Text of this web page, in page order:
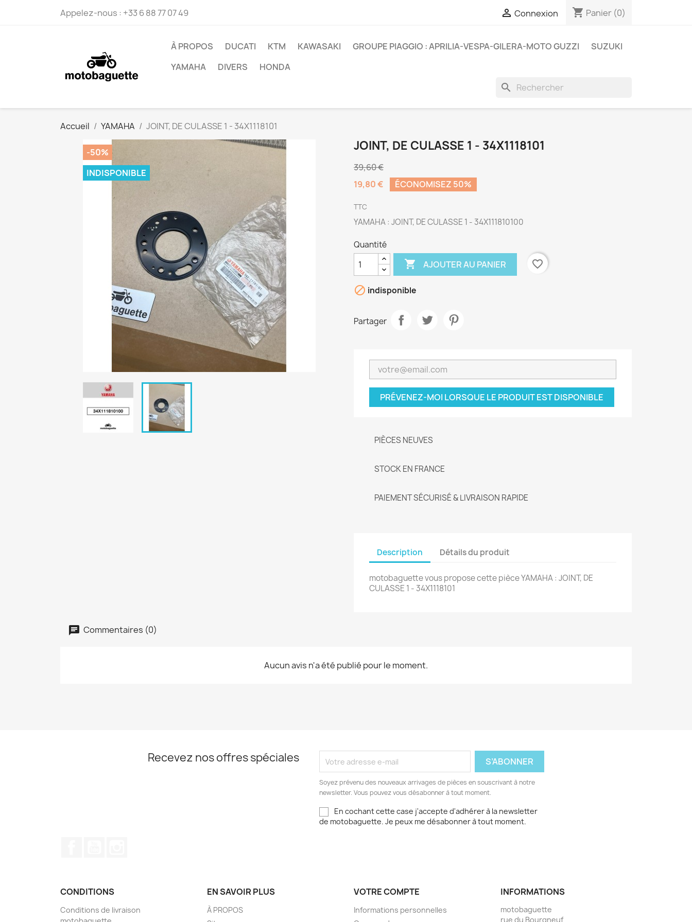
Appelez-nous : +33 6 88 77 07 49  Connexion shopping_cart Panier (0)
À PROPOS DUCATI KTM KAWASAKI GROUPE PIAGGIO : APRILIA-VESPA-GILERA-MOTO GUZZI
SUZUKI
YAMAHA
DIVERS HONDA
search
Accueil YAMAHA JOINT, DE CULASSE 1 - 34X1118101
-50%
INDISPONIBLE
JOINT, DE CULASSE 1 - 34X1118101
39,60 €
19,80 €
ÉCONOMISEZ 50%
TTC
YAMAHA : JOINT, DE CULASSE 1 - 34X111810100
Quantité
 AJOUTER AU PANIER favorite_border
 indisponible
Partager
PRÉVENEZ-MOI LORSQUE LE PRODUIT EST DISPONIBLE
PIÈCES NEUVES
STOCK EN FRANCE
PAIEMENT SÉCURISÉ & LIVRAISON RAPIDE
Description Détails du produit
motobaguette vous propose cette pièce YAMAHA : JOINT, DE
CULASSE 1 - 34X1118101
Commentaires (0)
Aucun avis n'a été publié pour le moment.
Recevez nos offres spéciales
Soyez prévenu des nouveaux arrivages de pièces en souscrivant à notre
newsletter. Vous pouvez vous désabonner à tout moment.
En cochant cette case j'accepte d'adhérer à la newsletter
de motobaguette. Je peux me désabonner à tout moment.
CONDITIONS
Conditions de livraison
EN SAVOIR PLUS
À PROPOS
VOTRE COMPTE
Informations personnelles
INFORMATIONS
motobaguette
rue du Bourgneuf